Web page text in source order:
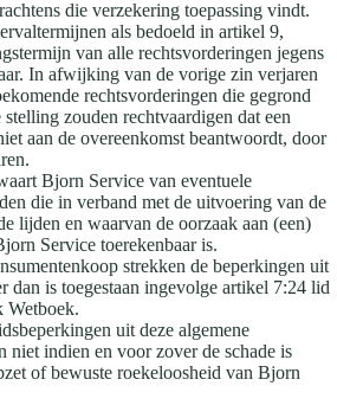
die verzekering toepassing vindt.
als bedoeld in artikel 9,
van alle rechtsvorderingen jegens
In afwijking van de vorige zin verjaren
rechtsvorderingen die gegrond
zouden rechtvaardigen dat een
aan de overeenkomst beantwoordt, door
Bjorn Service van eventuele
die in verband met de uitvoering van de
lijden en waarvan de oorzaak aan (een)
Service toerekenbaar is.
strekken de beperkingen uit
dan is toegestaan ingevolge artikel 7:24 lid
Wetboek.
uit deze algemene
niet indien en voor zover de schade is
of bewuste roekeloosheid van Bjorn